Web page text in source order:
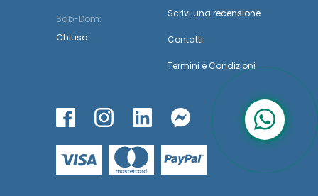
Sab-Dom:
Chiuso
Scrivi una recensione
Contatti
Termini e Condizioni